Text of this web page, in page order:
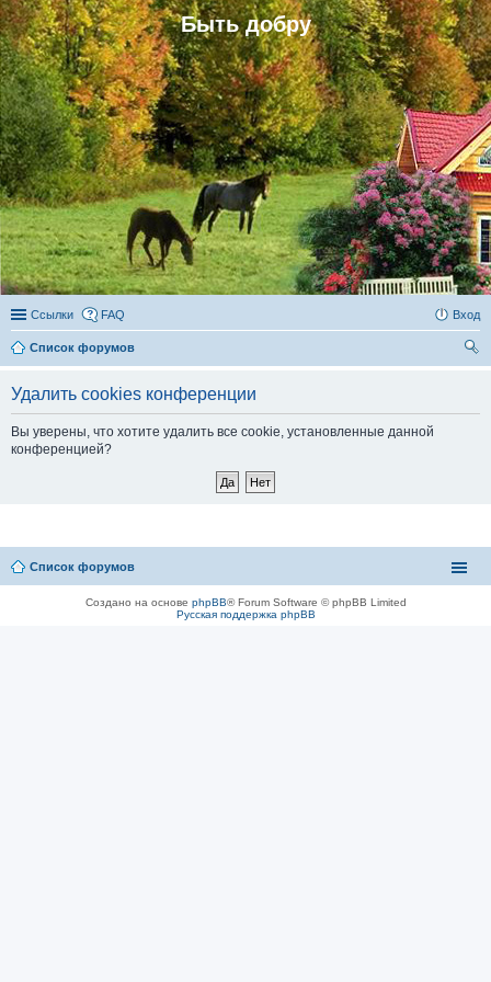
Быть добру
Ссылки FAQ Вход
Список форумов
Удалить cookies конференции
Вы уверены, что хотите удалить все cookie, установленные данной
конференцией?
Список форумов
Создано на основе phpBB® Forum Software © phpBB Limited
Русская поддержка phpBB